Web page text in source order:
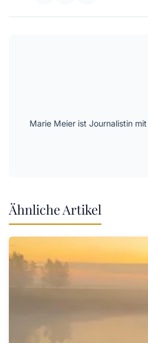
Marie Meier ist Journalistin
Ähnliche Artikel